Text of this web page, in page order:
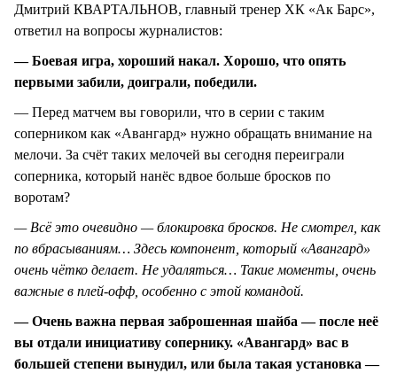
Дмитрий КВАРТАЛЬНОВ, главный тренер ХК «Ак Барс»,
ответил на вопросы журналистов:
— Боевая игра, хороший накал. Хорошо, что опять
первыми забили, доиграли, победили.
— Перед матчем вы говорили, что в серии с таким
соперником как «Авангард» нужно обращать внимание на
мелочи. За счёт таких мелочей вы сегодня переиграли
соперника, который нанёс вдвое больше бросков по
воротам?
— Всё это очевидно — блокировка бросков. Не смотрел, как
по вбрасываниям… Здесь компонент, который «Авангард»
очень чётко делает. Не удаляться… Такие моменты, очень
важные в плей-офф, особенно с этой командой.
— Очень важна первая заброшенная шайба — после неё
вы отдали инициативу сопернику. «Авангард» вас в
большей степени вынудил, или была такая установка —